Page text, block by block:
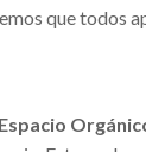
que todos